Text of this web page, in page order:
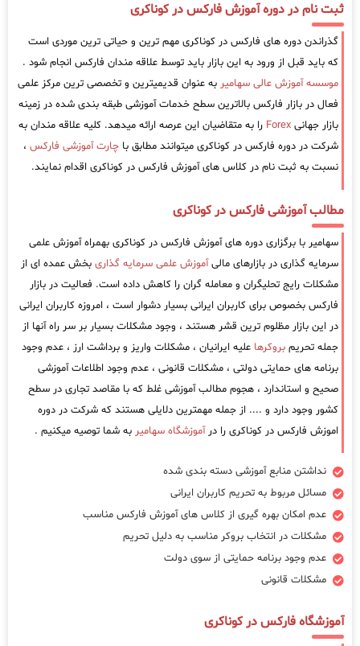
ثبت نام در دوره آموزش فارکس در کوناکری
گذراندن دوره های فارکس در کوناکری مهم ترین و حیاتی ترین موردی است
که باید قبل از ورود به این بازار باید توسط علاقه مندان فارکس انجام شود .
موسسه آموزش عالی سهامیر به عنوان قدیمیترین و تخصصی ترین مرکز علمی
فعال در بازار فارکس بالاترین سطح خدمات آموزشی طبقه بندی شده در زمینه
بازار جهانی Forex را به متقاضیان این عرصه ارائه میدهد. کلیه علاقه مندان به
شرکت در دوره فارکس در کوناکری میتوانند مطابق با چارت آموزشی فارکس ،
نسبت به ثبت نام در کلاس های آموزش فارکس در کوناکری اقدام نمایند.
مطالب آموزشی فارکس در کوناکری
سهامیر با برگزاری دوره های آموزش فارکس در کوناکری بهمراه آموزش علمی
سرمایه گذاری در بازارهای مالیآموزش علمی سرمایه گذاری بخش عمده ای از
مشکلات رایج تحلیگران و معامله گران را کاهش داده است. فعالیت در بازار
فارکس بخصوص برای کاربران ایرانی بسیار دشوار است ، امروزه کاربران ایرانی
در این بازار مظلوم ترین قشر هستند ، وجود مشکلات بسیار بر سر راه آنها از
جمله تحریم بروکرها علیه ایرانیان ، مشکلات واریز و برداشت ارز ، عدم وجود
برنامه های حمایتی دولتی ، مشکلات قانونی ، عدم وجود اطلاعات آموزشی
صحیح و استاندارد ، هجوم مطالب آموزشی غلط که با مقاصد تجاری در سطح
کشور وجود دارد و .... از جمله مهمترین دلایلی هستند که شرکت در دوره
اموزش فارکس در کوناکری را درآموزشگاه سهامیر به شما توصیه میکنیم .
نداشتن منابع آموزشی دسته بندی شده
مسائل مربوط به تحریم کاربران ایرانی
عدم امکان بهره گیری از کلاس های آموزش فارکس مناسب
مشکلات در انتخاب بروکر مناسب به دلیل تحریم
عدم وجود برنامه حمایتی از سوی دولت
مشکلات قانونی
آموزشگاه فارکس در کوناکری